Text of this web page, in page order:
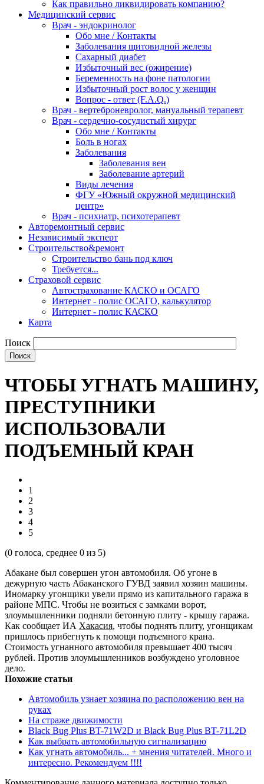
Как правильно ликвидировать компанию?
Медицинский сервис
Врач - эндокринолог
Обо мне / Контакты
Заболевания щитовидной железы
Сахарный диабет
Избыточный вес (ожирение)
Беременность на фоне патологии
Избыточный рост волос у женщин
Вопрос - ответ (F.A.Q.)
Врач - вертеброневролог, мануальный терапевт
Врач - сердечно-сосудистый хирург
Обо мне / Контакты
Боль в ногах
Заболевания
Заболевания вен
Заболевание артерий
Виды лечения
ФГУ «Южный окружной медицинский
центр»
Врач - психиатр, психотерапевт
Авторемонтный сервис
Независимый эксперт
Строительство&ремонт
Строительство бань под ключ
Требуется...
Страховой сервис
Автострахование КАСКО и ОСАГО
Интернет - полис ОСАГО, калькулятор
Интернет - полис КАСКО
Карта
Поиск
ЧТОБЫ УГНАТЬ МАШИНУ,
ПРЕСТУПНИКИ
ИСПОЛЬЗОВАЛИ
ПОДЪЕМНЫЙ КРАН
1
2
3
4
5
(0 голоса, среднее 0 из 5)
Абакане был совершен угон автомобиля. Об угоне в
дежурную часть Абаканского ГУВД заявил хозяин машины.
Иномарку угонщики увели прямо из капитального гаража в
районе МПС. Чтобы не возиться с замками ворот,
злоумышленники подняли бетонную плиту - крышу гаража.
Как сообщает ИА Хакасия, чтобы поднять плиту, угонщикам
пришлось прибегнуть к помощи подъемного крана.
Стоимость угнанного автомобиля превышает 400 тысяч
рублей. Против злоумышленников возбуждено уголовное
дело.
Похожие статьи
Автомобиль узнает хозяина по расположению вен на
руках
На страже движимости
Black Bug Plus BT-71W2D и Black Bug Plus BT-71L2D
Как выбрать автомобильную сигнализацию
Как угнать автомобиль... + мнения читателей. Много и
интересно. Рекомендуем !!!!